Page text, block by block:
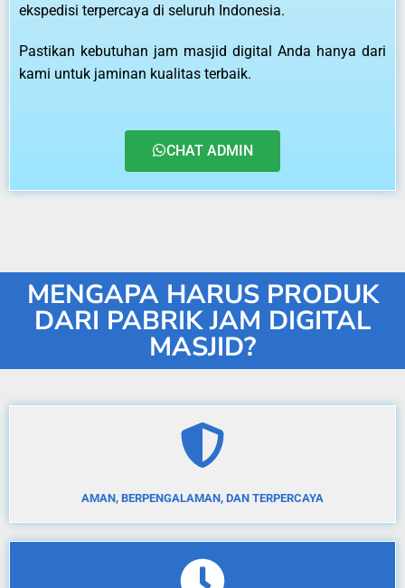
ekspedisi terpercaya di seluruh Indonesia.
Pastikan kebutuhan jam masjid digital Anda hanya dari
kami untuk jaminan kualitas terbaik.
CHAT ADMIN
MENGAPA HARUS PRODUK
DARI PABRIK JAM DIGITAL
MASJID?
AMAN, BERPENGALAMAN, DAN TERPERCAYA